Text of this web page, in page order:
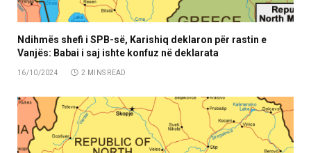
Ndihmës shefi i SPB-së, Karishiq deklaron për rastin e
Vanjës: Babai i saj ishte konfuz në deklarata
16/10/2024 2 MINS READ